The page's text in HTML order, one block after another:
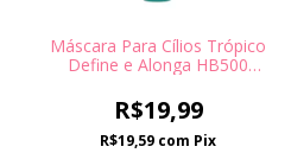
Máscara Para Cílios Trópico
Define e Alonga HB500
R$19,99
R$19,59 com Pix